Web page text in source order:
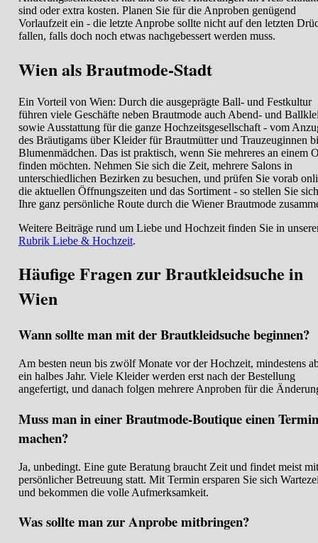
sind oder extra kosten. Planen Sie für die Anproben genügend
Vorlaufzeit ein - die letzte Anprobe sollte nicht auf den letzten
fallen, falls doch noch etwas nachgebessert werden muss.
Wien als Brautmode-Stadt
Ein Vorteil von Wien: Durch die ausgeprägte Ball- und Festkultur
führen viele Geschäfte neben Brautmode auch Abend- und
sowie Ausstattung für die ganze Hochzeitsgesellschaft - vom
des Bräutigams über Kleider für Brautmütter und Trauzeuginnen
Blumenmädchen. Das ist praktisch, wenn Sie mehreres an einem
finden möchten. Nehmen Sie sich die Zeit, mehrere Salons in
unterschiedlichen Bezirken zu besuchen, und prüfen Sie vorab
die aktuellen Öffnungszeiten und das Sortiment - so stellen Sie sich
Ihre ganz persönliche Route durch die Wiener Brautmode
Weitere Beiträge rund um Liebe und Hochzeit finden Sie in
Rubrik Liebe & Hochzeit.
Häufige Fragen zur Brautkleidsuche in
Wien
Wann sollte man mit der Brautkleidsuche beginnen?
Am besten neun bis zwölf Monate vor der Hochzeit, mindestens
ein halbes Jahr. Viele Kleider werden erst nach der Bestellung
angefertigt, und danach folgen mehrere Anproben für die
Muss man in einer Brautmode-Boutique einen Termin
machen?
Ja, unbedingt. Eine gute Beratung braucht Zeit und findet meist mit
persönlicher Betreuung statt. Mit Termin ersparen Sie sich
und bekommen die volle Aufmerksamkeit.
Was sollte man zur Anprobe mitbringen?